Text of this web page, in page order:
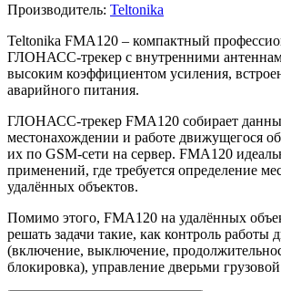
Производитель: Teltonika
Teltonika FMA120 – компактный
ГЛОНАСС-трекер с внутренними
высоким коэффициентом усиления,
аварийного питания.
ГЛОНАСС-трекер FMA120 cобирает
местонахождении и работе движущегося
их по GSM-сети на сервер. FMA120
применений, где требуется определение
удалённых объектов.
Помимо этого, FMA120 на удалённых
решать задачи такие, как контроль работы
(включение, выключение,
блокировка), управление дверьми